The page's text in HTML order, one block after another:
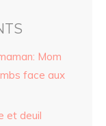
Mom
face aux
et deuil